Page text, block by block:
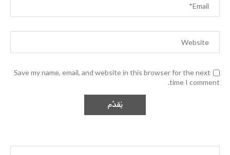
Save my name, email, and website in this browser for the next
time I comment.